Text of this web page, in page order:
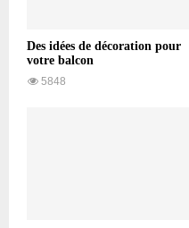
Des idées de décoration pour
votre balcon
5848